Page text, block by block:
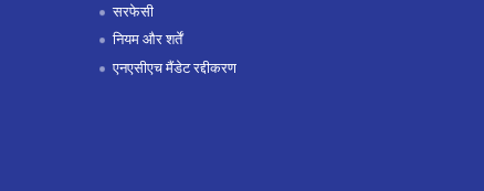
सरफेसी
नियम और शर्तें
एनएसीएच मैंडेट रद्दीकरण